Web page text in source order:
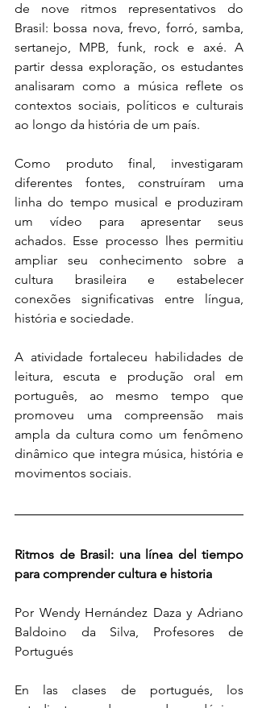
de nove ritmos representativos do
Brasil: bossa nova, frevo, forró, samba,
sertanejo, MPB, funk, rock e axé. A
partir dessa exploração, os estudantes
analisaram como a música reflete os
contextos sociais, políticos e culturais
ao longo da história de um país.
Como produto final, investigaram
diferentes fontes, construíram uma
linha do tempo musical e produziram
um vídeo para apresentar seus
achados. Esse processo lhes permitiu
ampliar seu conhecimento sobre a
cultura brasileira e estabelecer
conexões significativas entre língua,
história e sociedade.
A atividade fortaleceu habilidades de
leitura, escuta e produção oral em
português, ao mesmo tempo que
promoveu uma compreensão mais
ampla da cultura como um fenômeno
dinâmico que integra música, história e
movimentos sociais.
Ritmos de Brasil: una línea del tiempo
para comprender cultura e historia
Por Wendy Hernández Daza y Adriano
Baldoino da Silva, Profesores de
Portugués
En las clases de portugués, los